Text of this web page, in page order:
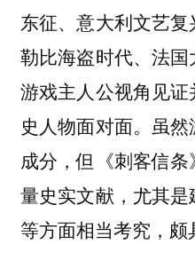
东征、意大利文艺
勒比海盗时代、法
游戏主人公视角见
史人物面对面。虽
成分，但《刺客信
量史实文献，尤其
等方面相当考究，颇